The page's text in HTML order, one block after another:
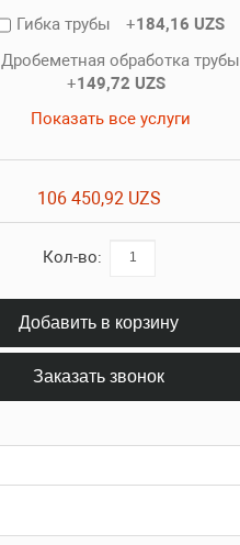
Гибка трубы
+184,16 UZS
Дробеметная обработка трубы
+149,72 UZS
Показать все услуги
106 450,92 UZS
Кол-во:
Добавить в корзину
Заказать звонок